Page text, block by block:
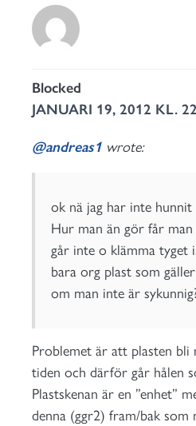
Blocked
JANUARI 19, 2012 KL.
@andreas1 wrote:
ok nä jag har inte
Hur man än gör får man
går inte o klämma tyget
bara org plast som
om man inte är
Problemet är att plasten bli
tiden och därför går hålen
Plastskenan är en ”enhet”
denna (ggr2) fram/bak